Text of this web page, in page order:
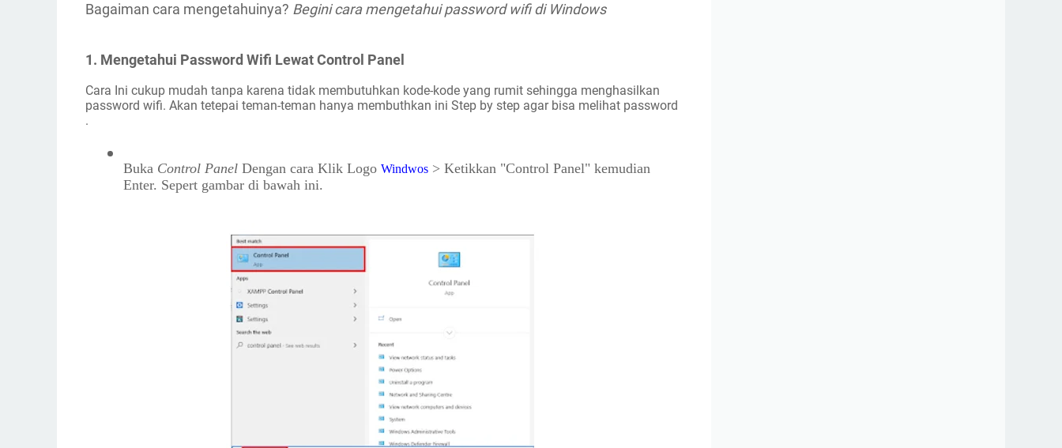
Bagaiman cara mengetahuinya? Begini cara mengetahui password wifi di Windows
1. Mengetahui Password Wifi Lewat Control Panel
Cara Ini cukup mudah tanpa karena tidak membutuhkan kode-kode yang rumit sehingga menghasilkan
password wifi. Akan tetepai teman-teman hanya membuthkan ini Step by step agar bisa melihat password
.
Buka Control Panel Dengan cara Klik Logo Windwos > Ketikkan "Control Panel" kemudian
Enter. Sepert gambar di bawah ini.